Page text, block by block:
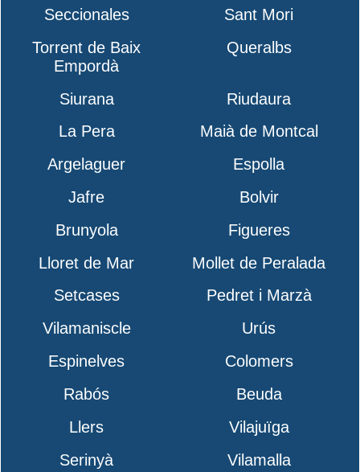
Seccionales
Sant Mori
Torrent de Baix
Empordà
Queralbs
Siurana
Riudaura
La Pera
Maià de Montcal
Argelaguer
Espolla
Jafre
Bolvir
Brunyola
Figueres
Lloret de Mar
Mollet de Peralada
Setcases
Pedret i Marzà
Vilamaniscle
Urús
Espinelves
Colomers
Rabós
Beuda
Llers
Vilajuïga
Serinyà
Vilamalla